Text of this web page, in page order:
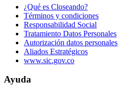
¿Qué es Closeando?
Términos y condiciones
Responsabilidad Social
Tratamiento Datos Personales
Autorización datos personales
Aliados Estratégicos
www.sic.gov.co
Ayuda